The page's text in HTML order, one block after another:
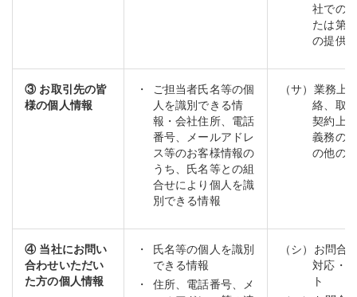
社での
たは第
の提供
③ お取引先の皆
様の個人情報
ご担当者氏名等の個
人を識別できる情
報・会社住所、電話
番号、メールアドレ
ス等のお客様情報の
うち、氏名等との組
合せにより個人を識
別できる情報
（サ）業務上
絡、取
契約上
義務の
の他の
④ 当社にお問い
合わせいただい
た方の個人情報
氏名等の個人を識別
できる情報
住所、電話番号、メ
（シ）お問合
対応・
ト